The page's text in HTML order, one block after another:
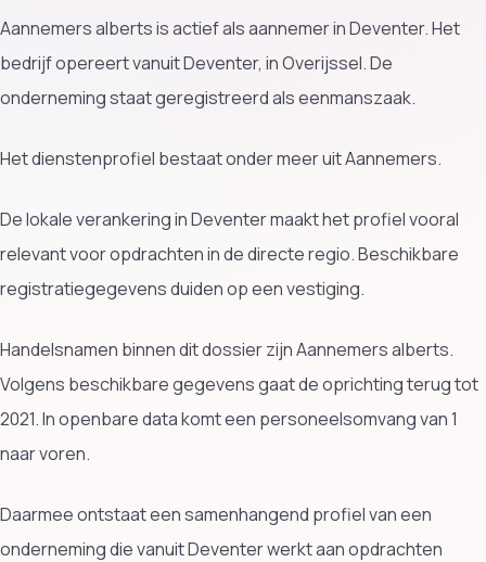
Aannemers alberts is actief als aannemer in Deventer. Het
bedrijf opereert vanuit Deventer, in Overijssel. De
onderneming staat geregistreerd als eenmanszaak.
Het dienstenprofiel bestaat onder meer uit Aannemers.
De lokale verankering in Deventer maakt het profiel vooral
relevant voor opdrachten in de directe regio. Beschikbare
registratiegegevens duiden op een vestiging.
Handelsnamen binnen dit dossier zijn Aannemers alberts.
Volgens beschikbare gegevens gaat de oprichting terug tot
2021. In openbare data komt een personeelsomvang van 1
naar voren.
Daarmee ontstaat een samenhangend profiel van een
onderneming die vanuit Deventer werkt aan opdrachten